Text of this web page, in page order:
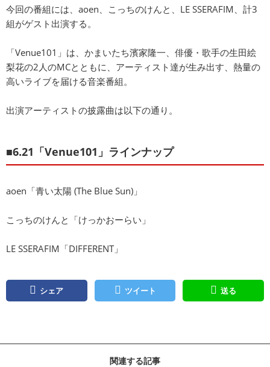
今回の番組には、aoen、こっちのけんと、LE SSERAFIM、計3
組がゲスト出演する。
「Venue101」は、かまいたち濱家隆一、俳優・歌手の生田絵
梨花の2人のMCとともに、アーティスト達が生み出す、熱量の
高いライブを届ける音楽番組。
出演アーティストの披露曲は以下の通り。
■6.21「Venue101」ラインナップ
aoen「青い太陽 (The Blue Sun)」
こっちのけんと「けっかおーらい」
LE SSERAFIM「DIFFERENT」
シェア ツイート 送る
関連する記事